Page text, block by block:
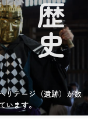
歴史
リテージ（遺跡）が数
います。